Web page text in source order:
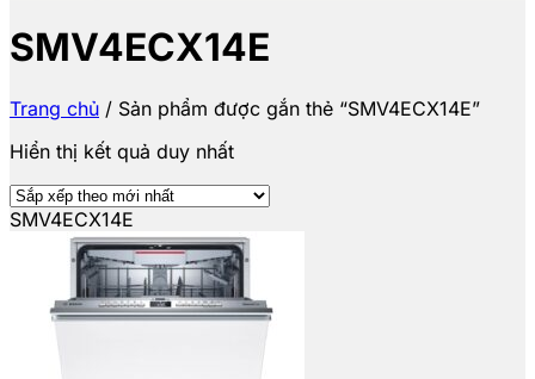
SMV4ECX14E
Trang chủ / Sản phẩm được gắn thẻ “SMV4ECX14E”
Hiển thị kết quả duy nhất
SMV4ECX14E